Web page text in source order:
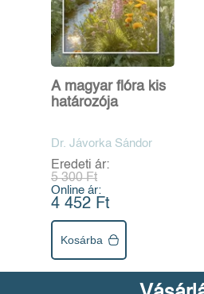
A magyar flóra kis
határozója
Dr. Jávorka Sándor
Eredeti ár:
5 300 Ft
Online ár:
4 452 Ft
Kosárba